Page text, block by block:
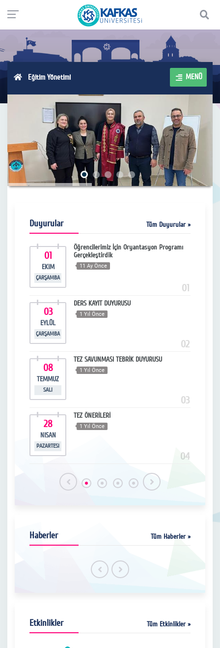
Eğitim Yönetimi MENÜ
Duyurular Tüm Duyurular »
01
EKIM
ÇARŞAMBA
Öğrencilerimiz İçin Oryantasyon Programı
Gerçekleştirdik
11 Ay Önce
01
03
EYLÜL
ÇARŞAMBA
DERS KAYIT DUYURUSU
1 Yıl Önce
02
08
TEMMUZ
SALI
TEZ SAVUNMASI TEBRİK DUYURUSU
1 Yıl Önce
03
28
NISAN
PAZARTESI
TEZ ÖNERİLERİ
1 Yıl Önce
04
Haberler Tüm Haberler »
Etkinlikler Tüm Etkinlikler »